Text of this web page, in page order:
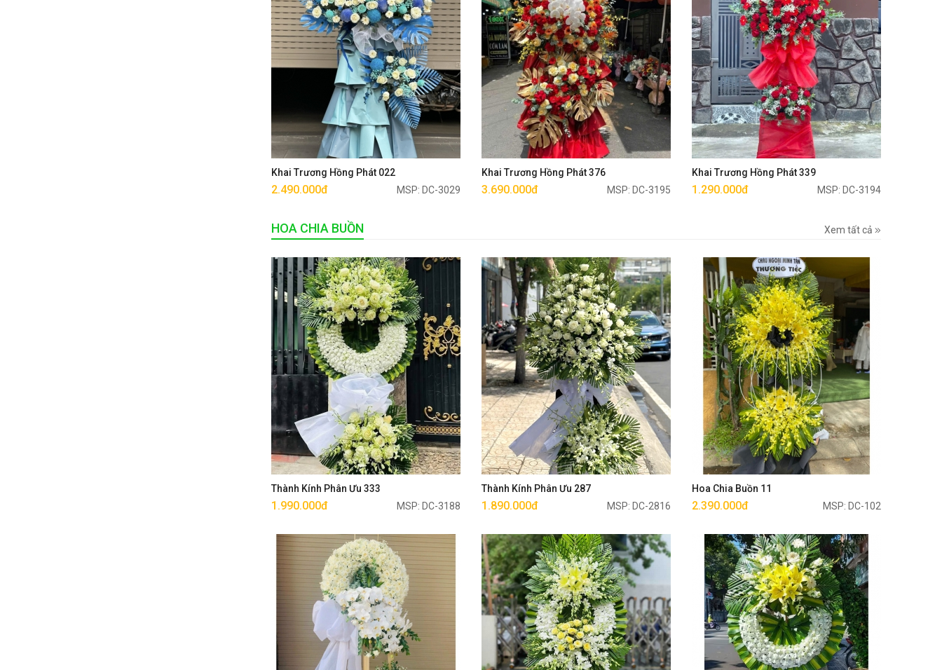
Khai Trương Hồng Phát 022
2.490.000đ MSP: DC-3029
Mua ngay
Khai Trương Hồng Phát 376
3.690.000đ MSP: DC-3195
Mua ngay
Khai Trương Hồng Phát 339
1.290.000đ MSP: DC-3194
Mua ngay
HOA CHIA BUỒN Xem tất cả
Thành Kính Phân Ưu 333
1.990.000đ MSP: DC-3188
Mua ngay
Thành Kính Phân Ưu 287
1.890.000đ MSP: DC-2816
Mua ngay
Hoa Chia Buồn 11
2.390.000đ MSP: DC-102
Mua ngay